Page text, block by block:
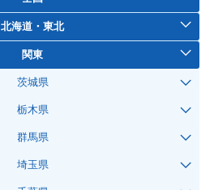
北海道・東北
関東
茨城県
栃木県
群馬県
埼玉県